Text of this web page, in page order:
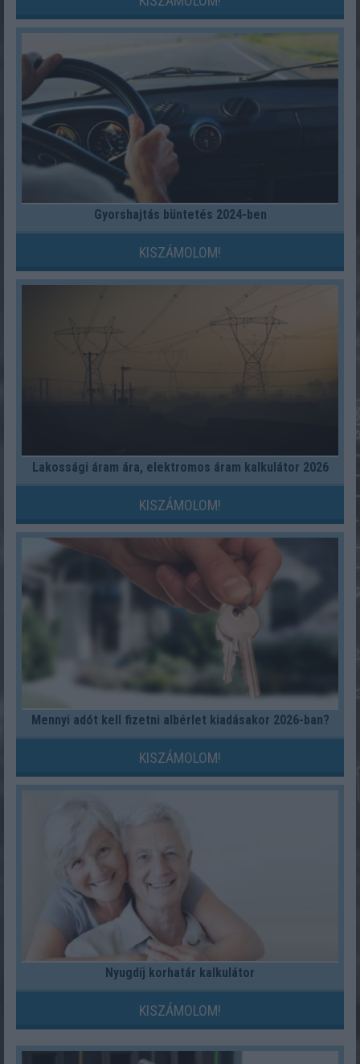
Gyorshajtás büntetés 2024-ben
KISZÁMOLOM!
Lakossági áram ára, elektromos áram kalkulátor 2026
KISZÁMOLOM!
Mennyi adót kell fizetni albérlet kiadásakor 2026-ban?
KISZÁMOLOM!
Nyugdíj korhatár kalkulátor
KISZÁMOLOM!